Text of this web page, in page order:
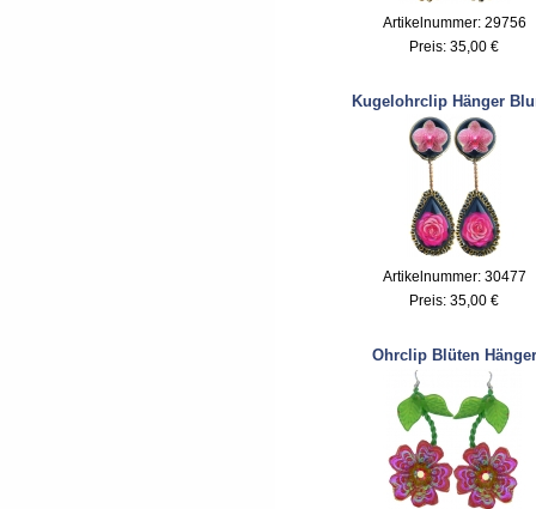
Artikelnummer: 29756
Preis: 35,00 €
Kugelohrclip Hänger
Artikelnummer: 30477
Preis: 35,00 €
Ohrclip Blüten Hänger